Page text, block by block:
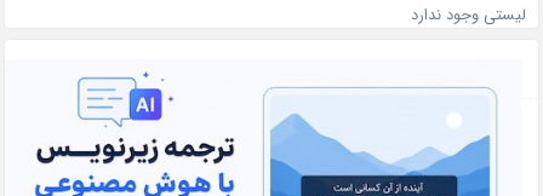
لیستی وجود ندارد